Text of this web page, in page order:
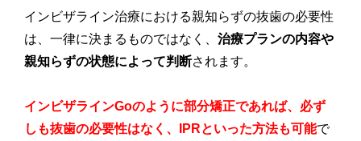
インビザライン治療における親知らずの抜歯の必要性
は、一律に決まるものではなく、治療プランの内容や
親知らずの状態によって判断されます。
インビザラインGoのように部分矯正であれば、必ず
しも抜歯の必要性はなく、IPRといった方法も可能で